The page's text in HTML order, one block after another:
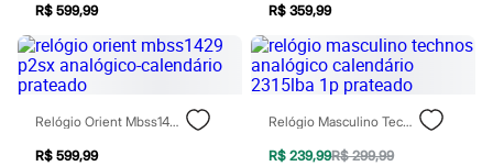
Yessica
Moda esportiva
Acessórios
Blusas
Calçados
Leggings
Shorts e Bermudas
Tops
R$ 599,99 R$ 359,99
Relógio Orient Mbss1429 P2sx Analógico-Calendário Prateado
R$ 599,99
Relógio Masculino Technos Analógico Calendário 2315lba 1p Prateado
R$ 239,99R$ 299,99